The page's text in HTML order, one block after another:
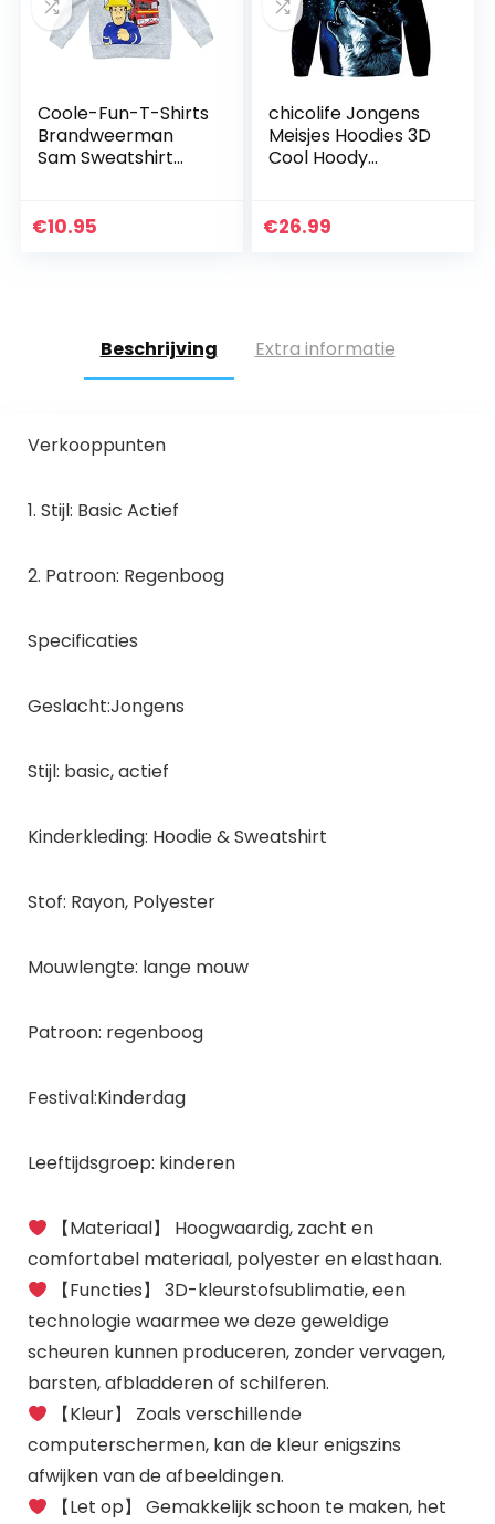
Coole-Fun-T-Shirts
Brandweerman
Sam Sweatshirt
jongens trui met
€10.95
chicolife Jongens
Meisjes Hoodies 3D
Cool Hoody
Mouw Hooded
€26.99
Beschrijving Extra informatie
Verkooppunten
1. Stijl: Basic Actief
2. Patroon: Regenboog
Specificaties
Geslacht:Jongens
Stijl: basic, actief
Kinderkleding: Hoodie & Sweatshirt
Stof: Rayon, Polyester
Mouwlengte: lange mouw
Patroon: regenboog
Festival:Kinderdag
Leeftijdsgroep: kinderen
【Materiaal】 Hoogwaardig, zacht en
comfortabel materiaal, polyester en elasthaan.
【Functies】 3D-kleurstofsublimatie, een
technologie waarmee we deze geweldige
scheuren kunnen produceren, zonder vervagen,
barsten, afbladderen of schilferen.
【Kleur】 Zoals verschillende
computerschermen, kan de kleur enigszins
afwijken van de afbeeldingen.
【Let op】 Gemakkelijk schoon te maken, het